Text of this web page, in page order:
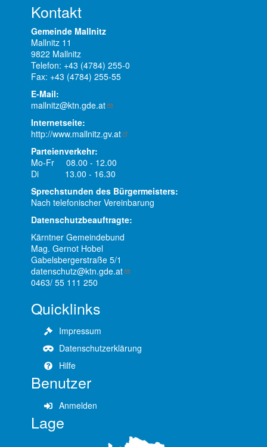
Kontakt
Gemeinde Mallnitz
Mallnitz 11
9822 Mallnitz
Telefon: +43 (4784) 255-0
Fax: +43 (4784) 255-55
E-Mail:
mallnitz@ktn.gde.at
Internetseite:
http://www.mallnitz.gv.at
Parteienverkehr:
Mo-Fr 08.00 - 12.00
Di 13.00 - 16.30
Sprechstunden des Bürgermeisters:
Nach telefonischer Vereinbarung
Datenschutzbeauftragte:
Kärntner Gemeindebund
Mag. Gernot Hobel
Gabelsbergerstraße 5/1
datenschutz@ktn.gde.at
0463/ 55 111 250
Quicklinks
Impressum
Datenschutzerklärung
Hilfe
Benutzer
Anmelden
Lage